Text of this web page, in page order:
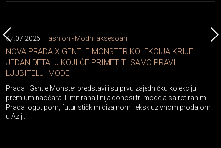
07.07.2026 Fashion - Modni aksesoari
NOVA PRADA X GENTLE MONSTER KOLEKCIJA KRIJE
JEDAN DETALJ KOJI ĆE PRIMETITI SAMO PRAVI
LJUBITELJI MODE
Prada i Gentle Monster predstavili su prvu zajedničku kolekciju
premium naočara. Limitirana linija donosi tri modela sa rotiranim
Prada logotipom, futurističkim dizajnom i ekskluzivnom prodajom
u Azij...